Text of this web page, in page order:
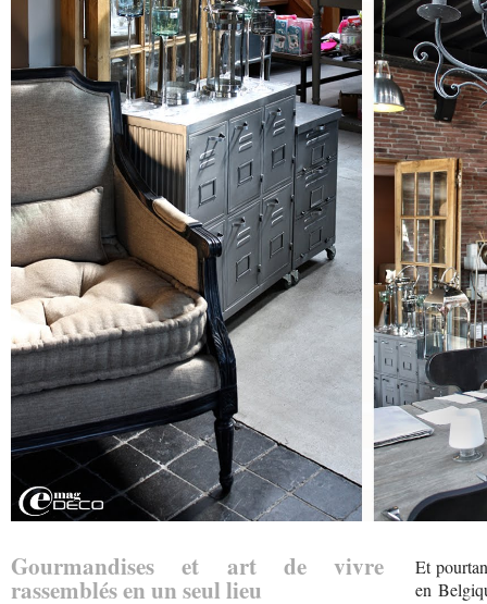
Gourmandises et art de vivre
rassemblés en un seul lieu
Et
en